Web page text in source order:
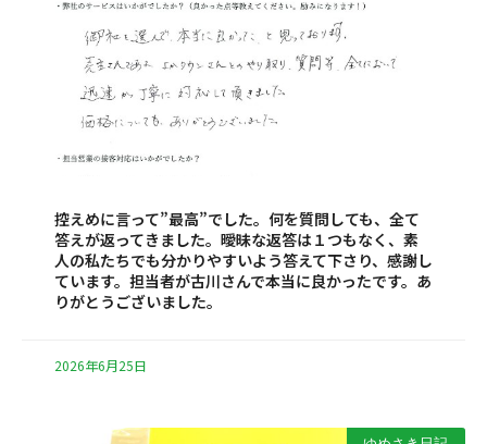
控えめに言って”最高”でした。何を質問しても、全て
答えが返ってきました。曖昧な返答は１つもなく、素
人の私たちでも分かりやすいよう答えて下さり、感謝し
ています。担当者が古川さんで本当に良かったです。あ
りがとうございました。
2026年6月25日